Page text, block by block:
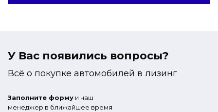
У Вас появились вопросы?
Всё о покупке автомобилей в лизинг
Заполните форму и наш
менеджер в ближайшее время